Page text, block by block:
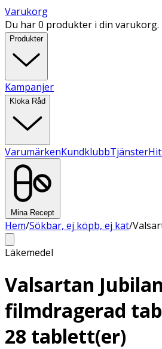
Varukorg
Du har 0 produkter i din varukorg.
Produkter
Kampanjer
Kloka Råd
VarumärkenKundklubbTjänster
Mina Recept
Hem/Sökbar, ej köpb, ej kat/
Läkemedel
Valsartan
filmdragerad
28 tablett(er)